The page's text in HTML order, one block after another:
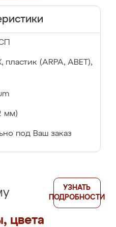
(ARPA, ABET),
мм)
под Ваш заказ
цвета
УЗНАТЬ
ПОДРОБНОСТИ